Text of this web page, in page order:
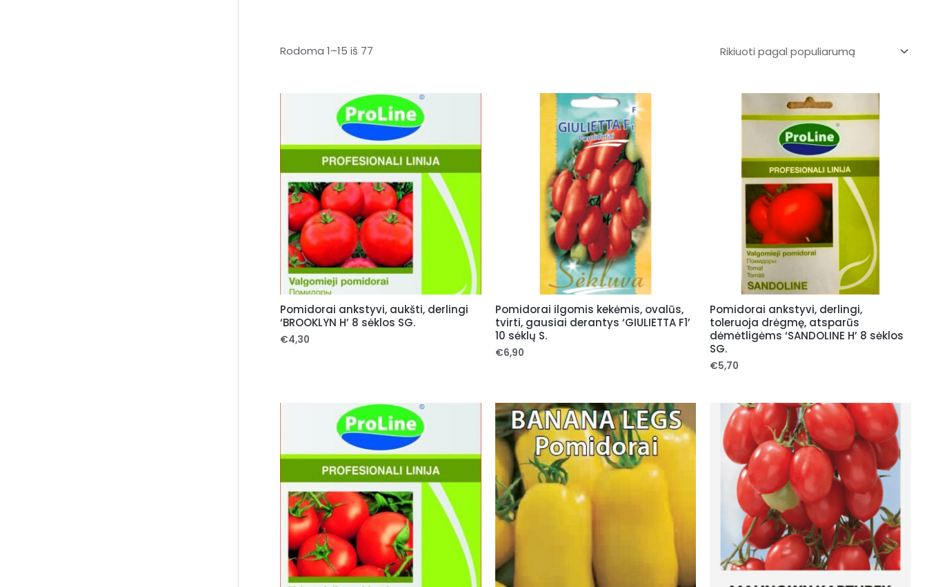
Rodoma 1–15 iš 77
Pomidorai ankstyvi, aukšti, derlingi
‘BROOKLYN H’ 8 sėklos SG.
€4,30
Pomidorai ilgomis kekėmis, ovalūs,
tvirti, gausiai derantys ‘GIULIETTA F1’
10 sėklų S.
€6,90
Pomidorai ankstyvi, derlingi,
toleruoja drėgmę, atsparūs
dėmėtligėms ‘SANDOLINE H’ 8 sėklos
SG.
€5,70